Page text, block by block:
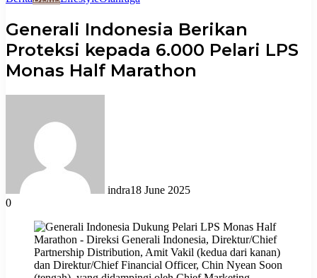
Generali Indonesia Berikan
Proteksi kepada 6.000 Pelari LPS
Monas Half Marathon
indra18 June 2025
0